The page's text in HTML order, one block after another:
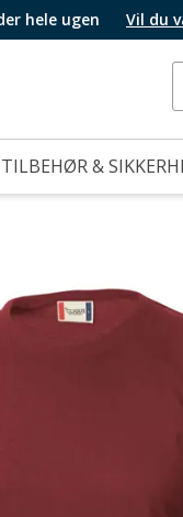
hele ugen Vil du
TILBEHØR &